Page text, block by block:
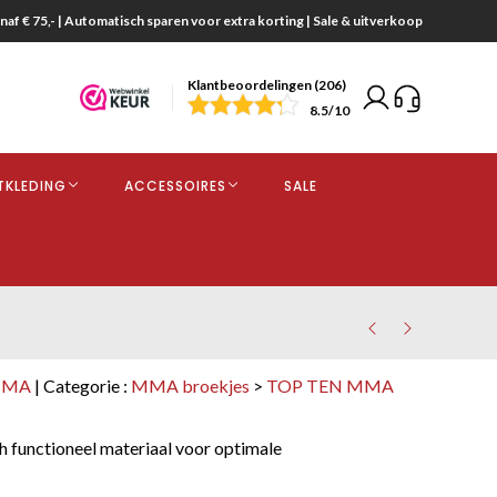
€ 75,- | Automatisch sparen voor extra korting | Sale & uitverkoop
Klantbeoordelingen (206)
8.5/10
ACCESSOIRES SALE
| Categorie : MMA broekjes > TOP TEN MMA
functioneel materiaal voor optimale